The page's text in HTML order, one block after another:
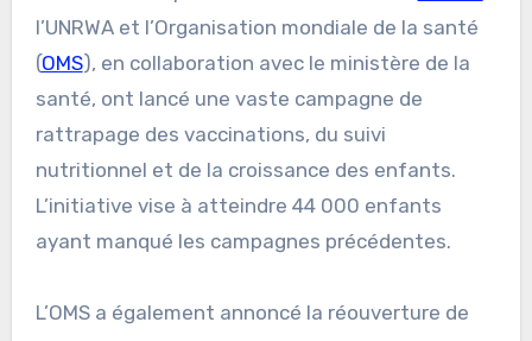
l’UNRWA et l’Organisation mondiale de la santé
(OMS), en collaboration avec le ministère de la
santé, ont lancé une vaste campagne de
rattrapage des vaccinations, du suivi
nutritionnel et de la croissance des enfants.
L’initiative vise à atteindre 44 000 enfants
ayant manqué les campagnes précédentes.
L’OMS a également annoncé la réouverture de